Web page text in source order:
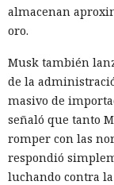
almacenan
oro.
Musk también
de la
masivo de
señaló que tanto
romper con las
respondió
luchando contra